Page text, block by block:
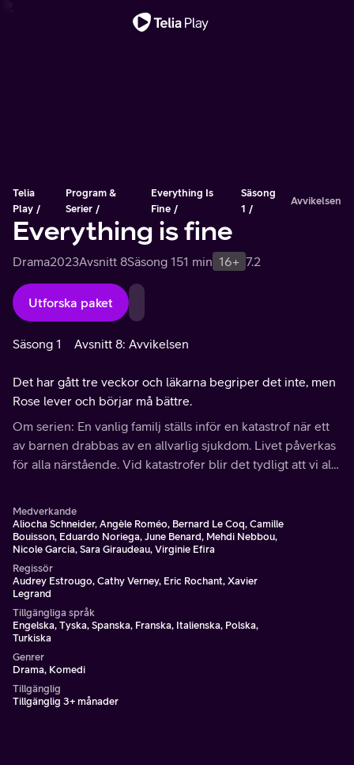
Telia
Play
Program &
Serier
Everything Is
Fine
Säsong
1
Avvikelsen
Everything is fine
Drama2023Avsnitt 8Säsong 151 min 16+ 7.2
Utforska paket
Säsong 1 Avsnitt 8: Avvikelsen
Det har gått tre veckor och läkarna begriper det inte, men
Rose lever och börjar må bättre.
Om serien: En vanlig familj ställs inför en katastrof när ett
av barnen drabbas av en allvarlig sjukdom. Livet påverkas
för alla närstående. Vid katastrofer blir det tydligt att vi alla
Medverkande
Aliocha Schneider, Angèle Roméo, Bernard Le Coq, Camille
Bouisson, Eduardo Noriega, June Benard, Mehdi Nebbou,
Nicole Garcia, Sara Giraudeau, Virginie Efira
Regissör
Audrey Estrougo, Cathy Verney, Eric Rochant, Xavier
Legrand
Tillgängliga språk
Engelska, Tyska, Spanska, Franska, Italienska, Polska,
Turkiska
Genrer
Drama, Komedi
Tillgänglig
Tillgänglig 3+ månader